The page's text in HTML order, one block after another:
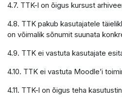
4.7. TTK-l on õigus kursust
4.8. TTK pakub kasutajatele
on võimalik sõnumit suunata
4.9. TTK ei vastuta kasutajate
4.10. TTK ei vastuta Moodle’i
4.11. TTK-l on õigus teha